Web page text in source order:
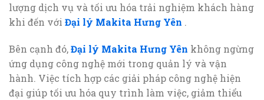
lượng dịch vụ và tối ưu hóa trải nghiệm khách hàng
khi đến với Đại lý Makita Hưng Yên .
Bên cạnh đó,Đại lý Makita Hưng Yên không ngừng
ứng dụng công nghệ mới trong quản lý và vận
hành. Việc tích hợp các giải pháp công nghệ hiện
đại giúp tối ưu hóa quy trình làm việc, giảm thiểu